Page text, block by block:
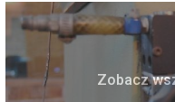
Zobacz